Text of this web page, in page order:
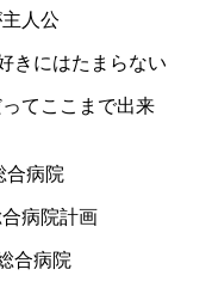
人公
きにはたまらない
てここまで出来
合病院
病院計画
合病院